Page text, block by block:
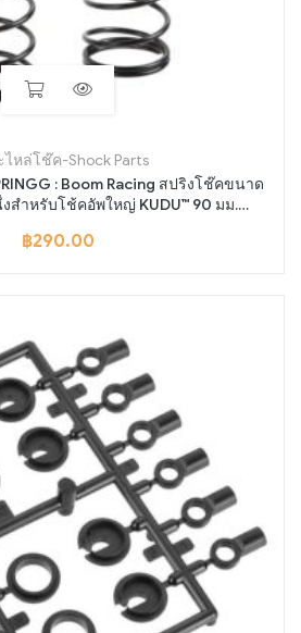
ไหล่โช๊ค-Shock Parts
: Boom Racing สปริงโช๊คขนาด
สำหรับโช้คอัพใหญ่ KUDU™ 90 มม.
฿290.00